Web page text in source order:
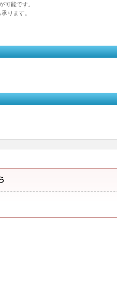
可能です。
ります。